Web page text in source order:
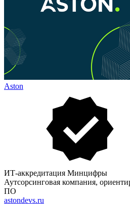
Aston
ИТ-аккредитация Минцифры
Аутсорсинговая компания,
ПО
astondevs.ru